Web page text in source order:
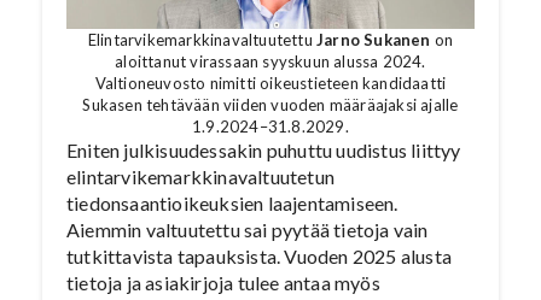
Elintarvikemarkkinavaltuutettu Jarno Sukanen on
aloittanut virassaan syyskuun alussa 2024.
Valtioneuvosto nimitti oikeustieteen kandidaatti
Sukasen tehtävään viiden vuoden määräajaksi ajalle
1.9.2024–31.8.2029.
Eniten julkisuudessakin puhuttu uudistus liittyy
elintarvikemarkkinavaltuutetun
tiedonsaantioikeuksien laajentamiseen.
Aiemmin valtuutettu sai pyytää tietoja vain
tutkittavista tapauksista. Vuoden 2025 alusta
tietoja ja asiakirjoja tulee antaa myös